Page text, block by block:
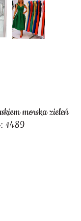
morska zieleń
1489